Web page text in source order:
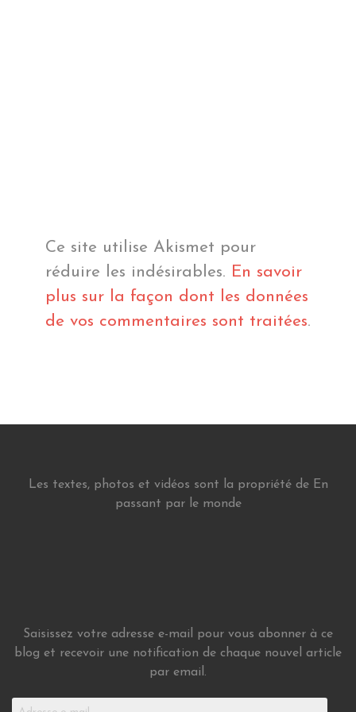
Ce site utilise Akismet pour
réduire les indésirables. En savoir
plus sur la façon dont les données
de vos commentaires sont traitées.
Les textes, photos et vidéos sont la propriété de En
passant par le monde
Saisissez votre adresse e-mail pour vous abonner à ce
blog et recevoir une notification de chaque nouvel article
par email.
Adresse